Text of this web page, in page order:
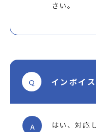
さい。
Q インボイ
A はい、対応